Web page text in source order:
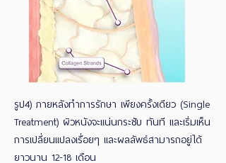
รูป4) ภายหลังทำการรักษา เพียงครั้งเดียว (Single
Treatment) ผิวหนังจะแน่นกระชับ ทันที และเริ่มเห็น
การเปลี่ยนแปลงเรื่อยๆ และผลลัพธ์สามารถอยู่ได้
ยาวนาน 12-18 เดือน